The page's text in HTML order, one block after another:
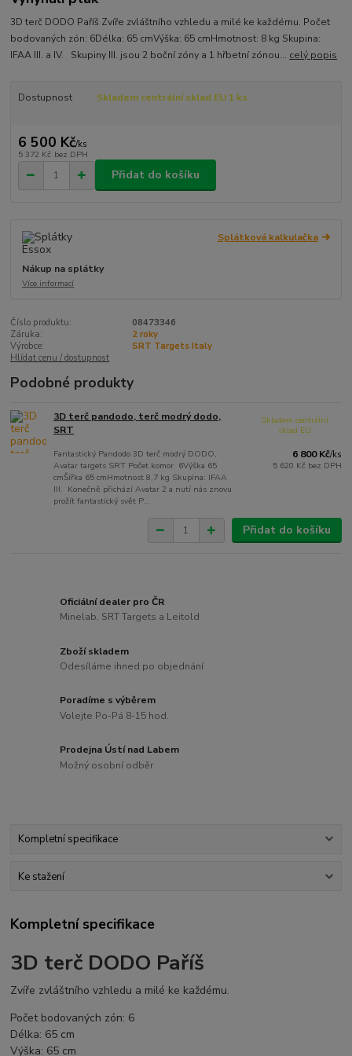
3D terč DODO Paříš Zvíře zvláštního vzhledu a milé ke každému. Počet
bodovaných zón: 6Délka: 65 cmVýška: 65 cmHmotnost: 8 kg Skupina:
IFAA III. a IV. Skupiny III. jsou 2 boční zóny a 1 hřbetní zónou... celý popis
Dostupnost Skladem centrální sklad EU 1 ks
6 500 Kč/ks
5 372 Kč bez DPH
Přidat do košíku
Splátková kalkulačka
Nákup na splátky
Více informací
Číslo produktu:
08473346
Záruka:
2 roky
Výrobce:
SRT Targets Italy
Hlídat cenu / dostupnost
Podobné produkty
3D terč pandodo, terč modrý dodo,
SRT
Fantastický Pandodo 3D terč modrý DODO,
Avatar targets SRT Počet komor 6Výška 65
cmŠířka 65 cmHmotnost 8,7 kg Skupina: IFAA
III. Konečně přichází Avatar 2 a nutí nás znovu
prožít fantastický svět P...
6 800 Kč/ks
5 620 Kč bez DPH
Skladem centrální
sklad EU
Přidat do košíku
Oficiální dealer pro ČR
Minelab, SRT Targets a Leitold
Zboží skladem
Odesíláme ihned po objednání
Poradíme s výběrem
Volejte Po-Pá 8-15 hod.
Prodejna Ústí nad Labem
Možný osobní odběr
Kompletní specifikace
Ke stažení
Kompletní specifikace
3D terč DODO Paříš
Zvíře zvláštního vzhledu a milé ke každému.
Počet bodovaných zón: 6
Délka: 65 cm
Výška: 65 cm